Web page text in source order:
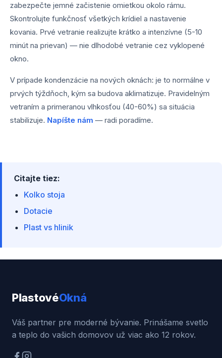
zabezpečte jemné začistenie omietkou okolo rámu.
Skontrolujte funkčnosť všetkých krídiel a nastavenie
kovania. Prvé vetranie realizujte krátko a intenzívne (5-10
minút na prievan) — nie dlhodobé vetranie cez vyklopené
okno.
V prípade kondenzácie na nových oknách: je to normálne v
prvých týždňoch, kým sa budova aklimatizuje. Pravidelným
vetraním a primeranou vlhkosťou (40-60%) sa situácia
stabilizuje. Napíšte nám — radi poradíme.
Citajte tiez:
Kolko stoja
Dotacie
Plast vs hlinik
PlastovéOkná
Váš partner pre moderné bývanie. Prinášame svetlo
a teplo do vašich domovov už viac ako 12 rokov.